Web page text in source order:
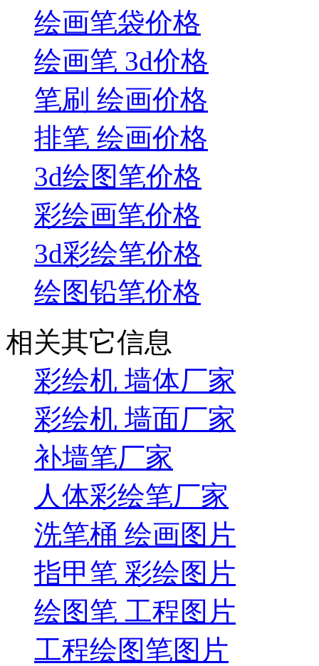
绘画笔袋价格
绘画笔 3d价格
笔刷 绘画价格
排笔 绘画价格
3d绘图笔价格
彩绘画笔价格
3d彩绘笔价格
绘图铅笔价格
相关其它信息
彩绘机 墙体厂家
彩绘机 墙面厂家
补墙笔厂家
人体彩绘笔厂家
洗笔桶 绘画图片
指甲笔 彩绘图片
绘图笔 工程图片
工程绘图笔图片